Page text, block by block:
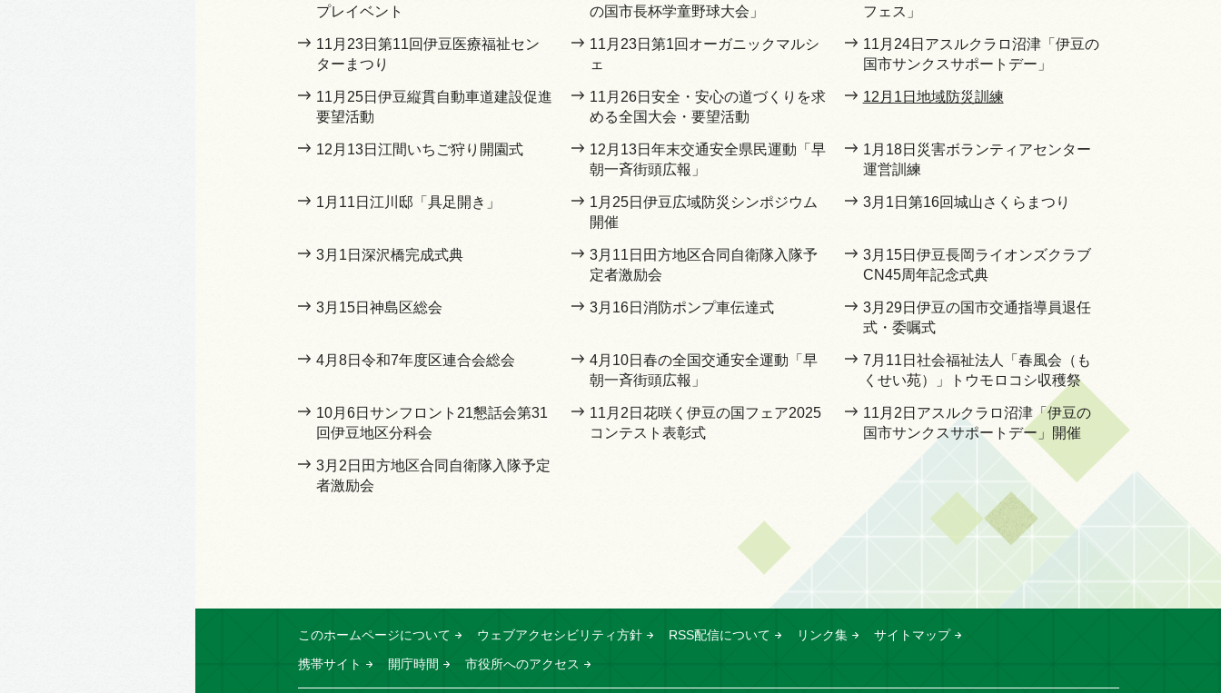
プレイベント
の国市長杯学童野球大会」
フェス」
11月23日第11回伊豆医療福祉セン
ターまつり
11月23日第1回オーガニックマルシ
ェ
11月24日アスルクラロ沼津「伊豆の
国市サンクスサポートデー」
11月25日伊豆縦貫自動車道建設促進
要望活動
11月26日安全・安心の道づくりを求
める全国大会・要望活動
12月1日地域防災訓練
12月13日江間いちご狩り開園式
12月13日年末交通安全県民運動「早
朝一斉街頭広報」
1月18日災害ボランティアセンター
運営訓練
1月11日江川邸「具足開き」
1月25日伊豆広域防災シンポジウム
開催
3月1日第16回城山さくらまつり
3月1日深沢橋完成式典
3月11日田方地区合同自衛隊入隊予
定者激励会
3月15日伊豆長岡ライオンズクラブ
CN45周年記念式典
3月15日神島区総会 3月16日消防ポンプ車伝達式
3月29日伊豆の国市交通指導員退任
式・委嘱式
4月8日令和7年度区連合会総会
4月10日春の全国交通安全運動「早
朝一斉街頭広報」
7月11日社会福祉法人「春風会（も
くせい苑）」トウモロコシ収穫祭
10月6日サンフロント21懇話会第31
回伊豆地区分科会
11月2日花咲く伊豆の国フェア2025
コンテスト表彰式
11月2日アスルクラロ沼津「伊豆の
国市サンクスサポートデー」開催
3月2日田方地区合同自衛隊入隊予定
者激励会
このホームページについて ウェブアクセシビリティ方針 RSS配信について リンク集
サイトマップ
携帯サイト
開庁時間 市役所へのアクセス